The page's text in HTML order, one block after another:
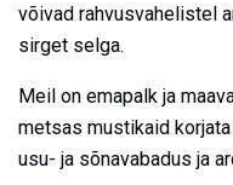
võivad rahvusvahelistel
sirget selga.
Meil on emapalk ja
metsas mustikaid
usu- ja sõnavabadus ja